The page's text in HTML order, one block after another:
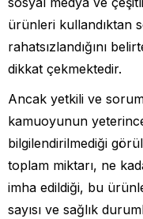
ürünleri kullandıktan
rahatsızlandığını
dikkat çekmektedir.
Ancak yetkili ve
kamuoyunun
bilgilendirilmediği
toplam miktarı, ne
imha edildiği, bu
sayısı ve sağlık